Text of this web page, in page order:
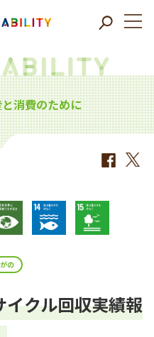
消費のために
の
クル回収実績報